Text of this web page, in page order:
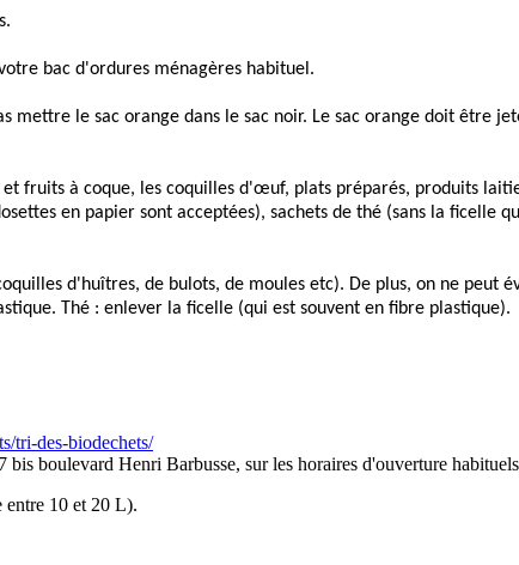
bac d'ordures ménagères habituel.
mettre le sac orange dans le sac noir. Le sac orange doit être
fruits à coque, les coquilles d'œuf, plats préparés, produits
en papier sont acceptées), sachets de thé (sans la ficelle
d'huîtres, de bulots, de moules etc). De plus, on ne peut
Thé : enlever la ficelle (qui est souvent en fibre plastique).
tri-des-biodechets/
boulevard Henri Barbusse, sur les horaires d'ouverture
entre 10 et 20 L).